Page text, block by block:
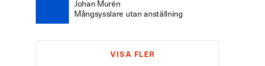
Johan Murén
Mångsysslare utan anställning
VISA FLER